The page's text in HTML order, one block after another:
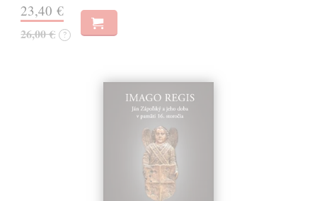
23,40 €
26,00 € ?